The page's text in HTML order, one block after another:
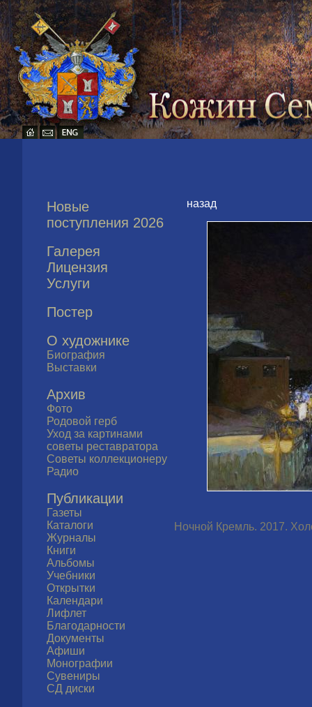
Новые
поступления 2026
Галерея
Лицензия
Услуги
Постер
О художнике
Биография
Выставки
Архив
Фото
Родовой герб
Уход за картинами
советы реставратора
Советы коллекционеру
Радио
Публикации
Газеты
Каталоги
Журналы
Книги
Альбомы
Учебники
Открытки
Календари
Лифлет
Благодарности
Документы
Афиши
Монографии
Сувениры
СД диски
назад
Ночной Кремль. 2017.